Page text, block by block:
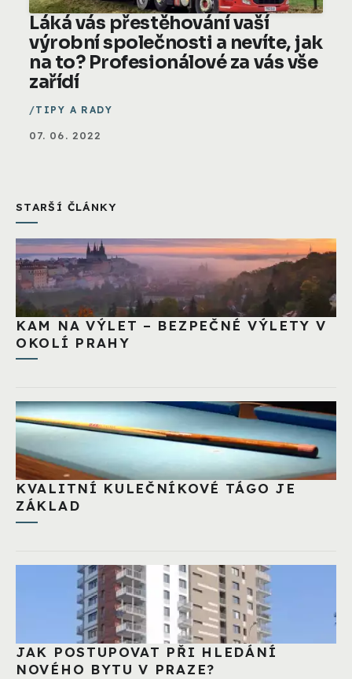
Láká vás přestěhování vaší
výrobní společnosti a nevíte, jak
na to? Profesionálové za vás vše
zařídí
TIPY A RADY
07. 06. 2022
STARŠÍ ČLÁNKY
KAM NA VÝLET – BEZPEČNÉ VÝLETY V
OKOLÍ PRAHY
KVALITNÍ KULEČNÍKOVÉ TÁGO JE
ZÁKLAD
JAK POSTUPOVAT PŘI HLEDÁNÍ
NOVÉHO BYTU V PRAZE?